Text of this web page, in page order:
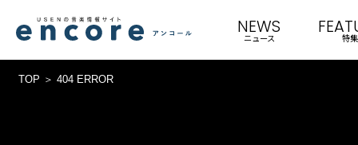
NEWS
ニュース 特集
TOP 404 ERROR